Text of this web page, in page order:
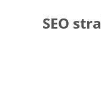
contentSEO